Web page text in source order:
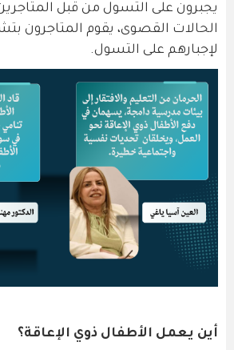
يجبرون على التسول من قبل
الحالات القصوى، يقوم المتاجرون
لإجبارهم على التسول.
أين يعمل الأطفال ذوي الإعاقة؟